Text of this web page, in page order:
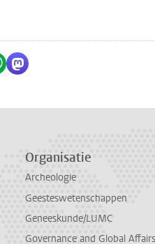
op LinkedIn
via WhatsApp
Delen via Mastodon
Organisatie
Archeologie
Geesteswetenschappen
Geneeskunde/LUMC
Governance and Global Affairs